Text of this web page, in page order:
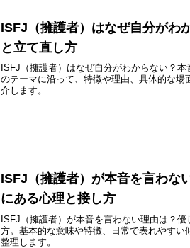
ISFJ（擁護者）はなぜ自分がわ
と立て直し方
ISFJ（擁護者）はなぜ自分がわからない？
のテーマに沿って、特徴や理由、具体的な場
介します。
ISFJ（擁護者）が本音を言わな
にある心理と接し方
ISFJ（擁護者）が本音を言わない理由は？優
方。基本的な意味や特徴、日常で表れやすい
整理します。